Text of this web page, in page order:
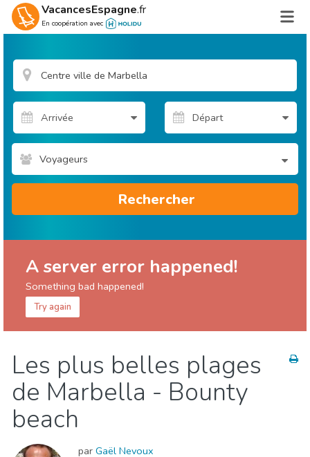
VacancesEspagne.fr
En coopération avec
Voyageurs
Rechercher
A server error happened!
Something bad happened!
Try again
Événements locaux
Plages
Sports & aventure
Vie nocturne & Bars
Les plus belles plages
de Marbella - Bounty
beach
par Gaël Nevoux